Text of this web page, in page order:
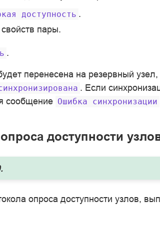
доступность .
пары.
.
перенесена на резервный
. Если
сообщение Ошибка синхронизации
доступности
опроса доступности узлов,